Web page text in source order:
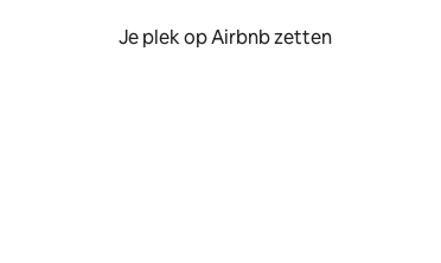
Je plek op Airbnb zetten